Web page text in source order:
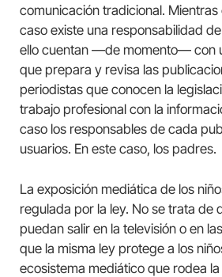
comunicación tradicional.
caso existe una responsabilidad
ello cuentan —de momento— con
que prepara y revisa las
periodistas que conocen la
trabajo profesional con la
caso los responsables de cada
usuarios. En este caso, los padres.
La exposición mediática de los
regulada por la ley. No se trata de
puedan salir en la televisión o en
que la misma ley protege a los
ecosistema mediático que rodea